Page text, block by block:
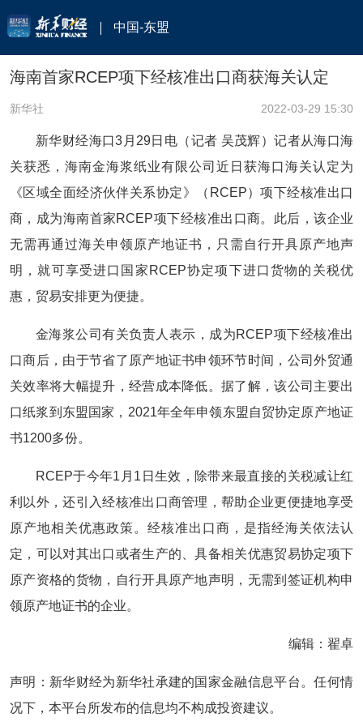
中国-东盟
海南首家RCEP项下经核准出口商获海关认定
新华社 2022-03-29 15:30
新华财经海口3月29日电（记者 吴茂辉）记者从海口海
关获悉，海南金海浆纸业有限公司近日获海口海关认定为
《区域全面经济伙伴关系协定》（RCEP）项下经核准出口
商，成为海南首家RCEP项下经核准出口商。此后，该企业
无需再通过海关申领原产地证书，只需自行开具原产地声
明，就可享受进口国家RCEP协定项下进口货物的关税优
惠，贸易安排更为便捷。
金海浆公司有关负责人表示，成为RCEP项下经核准出
口商后，由于节省了原产地证书申领环节时间，公司外贸通
关效率将大幅提升，经营成本降低。据了解，该公司主要出
口纸浆到东盟国家，2021年全年申领东盟自贸协定原产地证
书1200多份。
RCEP于今年1月1日生效，除带来最直接的关税减让红
利以外，还引入经核准出口商管理，帮助企业更便捷地享受
原产地相关优惠政策。经核准出口商，是指经海关依法认
定，可以对其出口或者生产的、具备相关优惠贸易协定项下
原产资格的货物，自行开具原产地声明，无需到签证机构申
领原产地证书的企业。
编辑：翟卓
声明：新华财经为新华社承建的国家金融信息平台。任何情
况下，本平台所发布的信息均不构成投资建议。